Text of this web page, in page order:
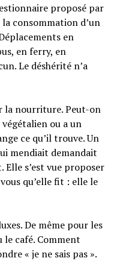
proposé par
consommation d’un
en
en ferry, en
Le déshérité n’a
la nourriture. Peut-on
ou a un
ce qu’il trouve. Un
mendiait demandait
s’est vue proposer
qu’elle fit : elle le
De même pour les
le café. Comment
« je ne sais pas ».